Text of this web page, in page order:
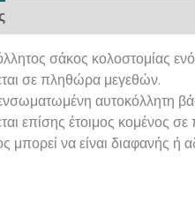
σάκος κολοστομίας
σε πληθώρα μεγεθών.
αυτοκόλλητη
επίσης έτοιμος κομένος
μπορεί να είναι διαφανής ή